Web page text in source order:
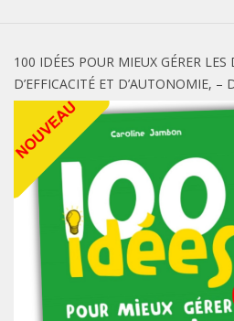
100 IDÉES POUR MIEUX GÉRER
D’EFFICACITÉ ET D’AUTONOMIE, –